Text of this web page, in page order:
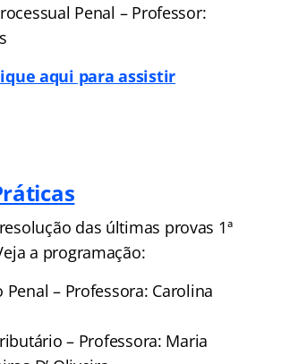
Penal – Professor:
aqui para assistir
das últimas provas 1ª
a programação:
Penal – Professora: Carolina
– Professora: Maria